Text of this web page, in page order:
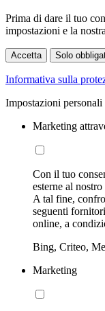
Prima di dare il tuo
impostazioni e la nostra
Accetta Solo
Informativa sulla
Impostazioni
Marketing
Con il tuo
esterne al
A tal fine,
seguenti
online, a
Bing, Criteo,
Marketing